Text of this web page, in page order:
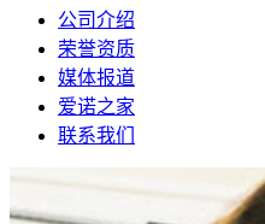
公司介绍
荣誉资质
媒体报道
爱诺之家
联系我们